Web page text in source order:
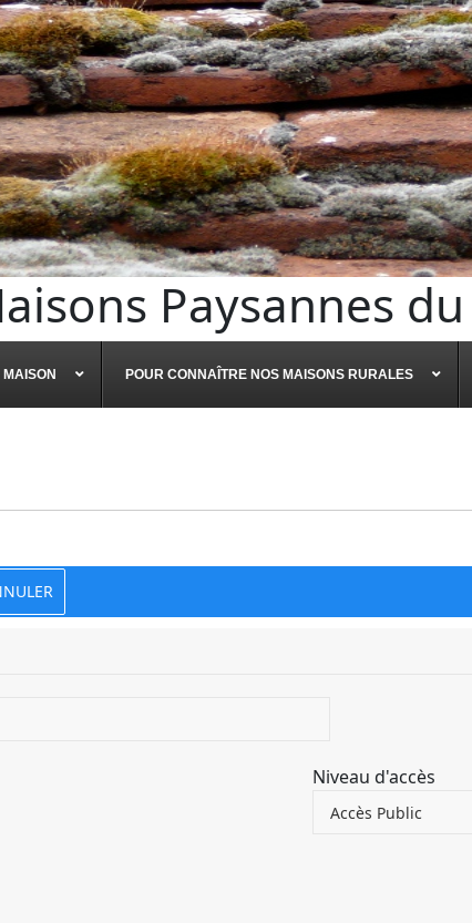
Paysannes du
POUR CONNAÎTRE NOS MAISONS RURALES
Niveau d'accès
Accès Public